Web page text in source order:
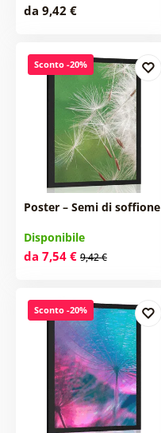
da 9,42 €
Sconto -20%
Poster – Semi di soffione
Disponibile
da 7,54 € 9,42 €
Sconto -20%